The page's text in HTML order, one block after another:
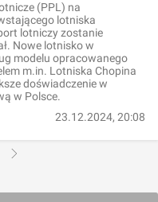
(PPL) na
lotniska
lotniczy zostanie
Nowe lotnisko w
modelu opracowanego
m.in. Lotniska Chopina
doświadczenie w
w Polsce.
23.12.2024, 20:08